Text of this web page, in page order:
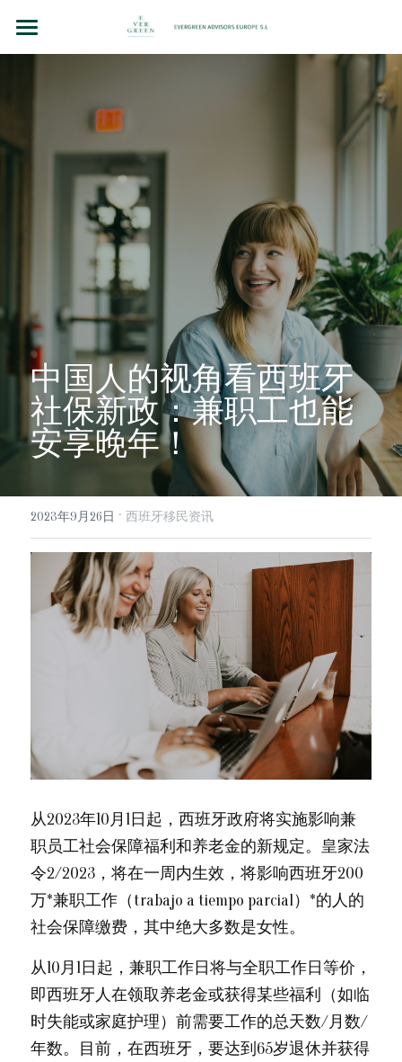
房地产投资
企业并购和投资
洞察（BLOG）
联系我们
Chinese
Chinese
Español
+34 610 154 700 （WhatsApp）
info@evergreen-eu.com
中国人的视角看西班牙
社保新政：兼职工也能
安享晚年！
2023年9月26日 · 西班牙移民资讯
从2023年10月1日起，西班牙政府将实施影响兼
职员工社会保障福利和养老金的新规定。皇家法
令2/2023，将在一周内生效，将影响西班牙200
万*兼职工作（trabajo a tiempo parcial）*的人的
社会保障缴费，其中绝大多数是女性。
从10月1日起，兼职工作日将与全职工作日等价，
即西班牙人在领取养老金或获得某些福利（如临
时失能或家庭护理）前需要工作的总天数/月数/
年数。目前，在西班牙，要达到65岁退休并获得